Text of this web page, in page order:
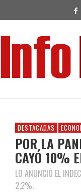
DESTACADAS
POR LA
CAYÓ 10%
LO ANUNCIÓ EL
2,2%.